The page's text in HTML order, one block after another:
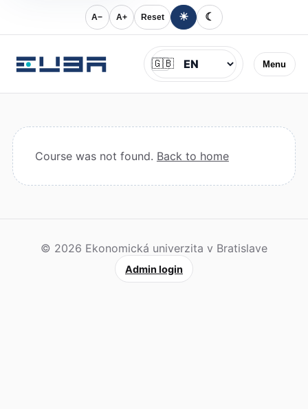
A− A+ Reset ☀ ☾
Menu
Jazyk
🇬🇧
Course was not found. Back to home
© 2026 Ekonomická univerzita v Bratislave
Admin login